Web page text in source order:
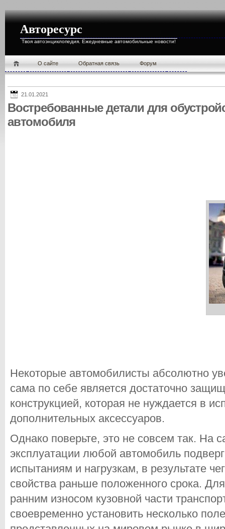
Авторесурс
Твоя автоэнциклопедия. Ежедневные автомобильные новости!
О cайте Обратная связь Форум
21.01.2021
Востребованные детали для
автомобиля
Некоторые автомобилисты абсолютно
сама по себе является достаточно
конструкцией, которая не нуждается в
дополнительных аксессуаров.
Однако поверьте, это не совсем так. На
эксплуатации любой автомобиль
испытаниям и нагрузкам, в результате
свойства раньше положенного срока.
ранним износом кузовной части
своевременно установить несколько